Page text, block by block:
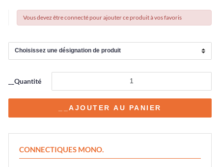
Vous devez être connecté pour ajouter ce produit à vos favoris
__Quantité
CONNECTIQUES MONO.